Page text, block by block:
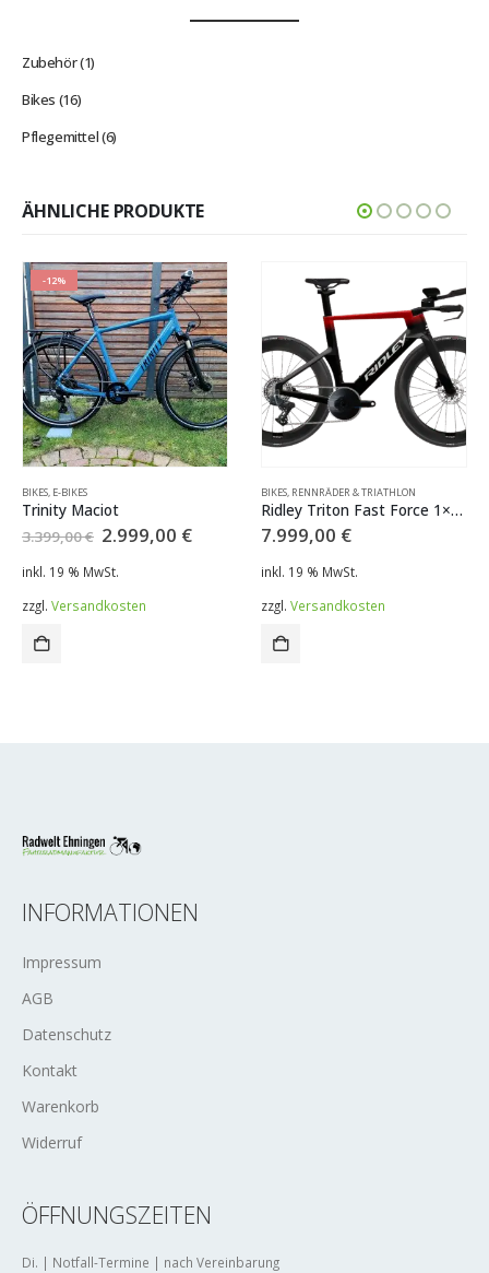
Zubehör 11
Bikes 1616
Pflegemittel 66
ÄHNLICHE PRODUKTE
-12%
BIKES, E-BIKES
Trinity Maciot
3.399,00€ Ursprünglicher
war:
2.999,00 €Aktueller
inkl. 19 % MwSt.
zzgl. Versandkosten
BIKES, RENNRÄDER & TRIATHLON
Ridley Triton Fast Force 1×13
7.999,00 €
inkl. 19 % MwSt.
zzgl. Versandkosten
INFORMATIONEN
Impressum
AGB
Datenschutz
Kontakt
Warenkorb
Widerruf
ÖFFNUNGSZEITEN
Di. | Notfall-Termine | nach Vereinbarung